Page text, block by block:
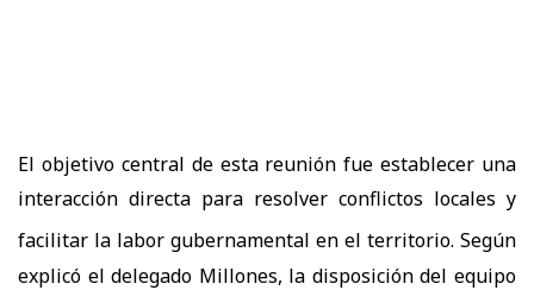
El objetivo central de esta reunión fue establecer una
interacción directa para resolver conflictos locales y
facilitar la labor gubernamental en el territorio. Según
explicó el delegado Millones, la disposición del equipo